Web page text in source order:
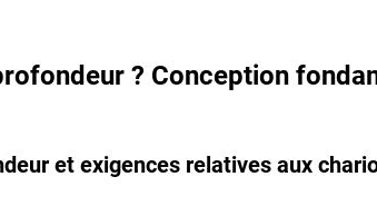
? Conception
et exigences relatives aux